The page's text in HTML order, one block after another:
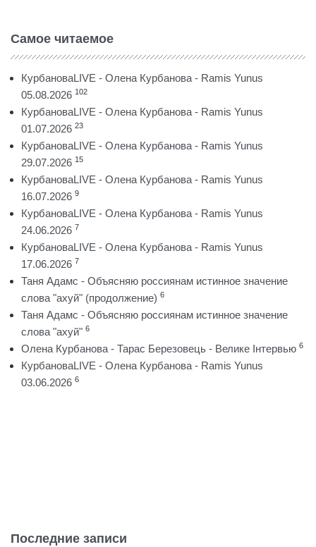
Самое читаемое
КурбановаLIVE - Олена Курбанова - Ramis Yunus
05.08.2026 102
КурбановаLIVE - Олена Курбанова - Ramis Yunus
01.07.2026 23
КурбановаLIVE - Олена Курбанова - Ramis Yunus
29.07.2026 15
КурбановаLIVE - Олена Курбанова - Ramis Yunus
16.07.2026 9
КурбановаLIVE - Олена Курбанова - Ramis Yunus
24.06.2026 7
КурбановаLIVE - Олена Курбанова - Ramis Yunus
17.06.2026 7
Таня Адамс - Объясняю россиянам истинное значение
слова "ахуй" (продолжение) 6
Таня Адамс - Объясняю россиянам истинное значение
слова "ахуй" 6
Олена Курбанова - Тарас Березовець - Велике Інтервью 6
КурбановаLIVE - Олена Курбанова - Ramis Yunus
03.06.2026 6
Последние записи